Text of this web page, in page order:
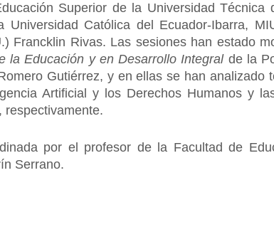
Superior de la Universidad Técnica
Universidad Católica del Ecuador-Ibarra,
Francklin Rivas. Las sesiones han estado
la Educación y en Desarrollo Integralde la
Gutiérrez, y en ellas se han analizado
Artificial y los Derechos Humanos y
respectivamente.
por el profesor de la Facultad de
Serrano.